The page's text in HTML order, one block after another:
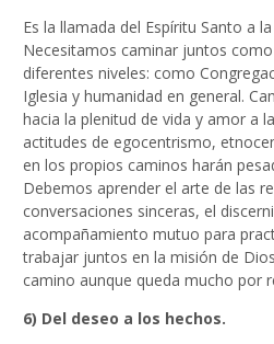
Es la llamada del Espíritu Santo a
Necesitamos caminar juntos
diferentes niveles: como
Iglesia y humanidad en general.
hacia la plenitud de vida y amor a
actitudes de egocentrismo,
en los propios caminos harán
Debemos aprender el arte de las
conversaciones sinceras, el
acompañamiento mutuo para
trabajar juntos en la misión de
camino aunque queda mucho por
6) Del deseo a los hechos.